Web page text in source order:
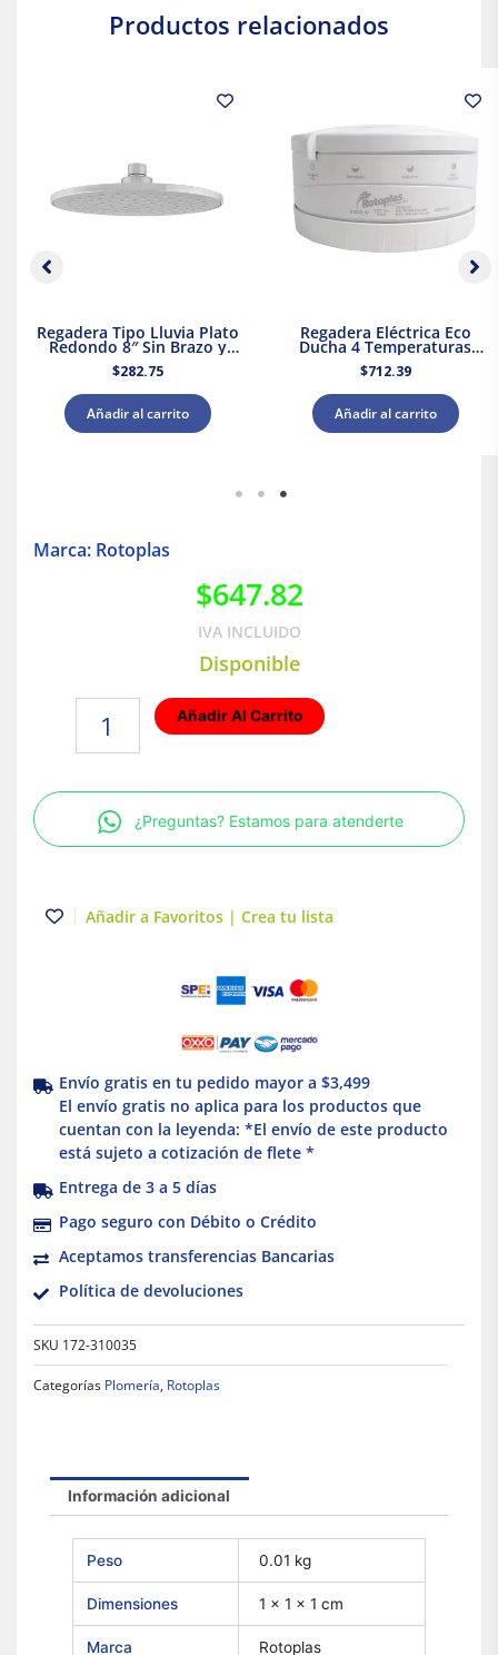
Productos relacionados
Regadera Tipo Lluvia Plato
Redondo 8″ Sin Brazo y
Chapetón Dica
$282.75
Añadir al carrito
Regadera Eléctrica Eco
Ducha 4 Temperaturas
5000 W Rotoplas 310996
$712.39
Añadir al carrito
Marca: Rotoplas
$647.82
IVA INCLUIDO
Disponible
Electronivel
para
tinaco
Añadir Al Carrito
¿Preguntas? Estamos para atenderte
Añadir a Favoritos | Crea tu lista
Envío gratis en tu pedido mayor a $3,499
El envío gratis no aplica para los productos que
cuentan con la leyenda: *El envío de este producto
está sujeto a cotización de flete *
Entrega de 3 a 5 días
Pago seguro con Débito o Crédito
Aceptamos transferencias Bancarias
Política de devoluciones
SKU 172-310035
Categorías Plomería, Rotoplas
Información adicional
Peso 0.01 kg
Dimensiones 1 × 1 × 1 cm
Marca Rotoplas